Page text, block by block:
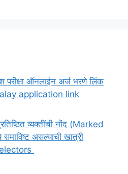
परीक्षा ऑनलाईन अर्ज भरणे लिंक
application link
व्यक्तींची नोंद (Marked
असल्याची खात्री